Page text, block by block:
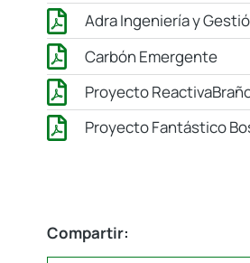
Adra Ingeniería y
Carbón Emergente
Proyecto
Proyecto Fantástico
Compartir: